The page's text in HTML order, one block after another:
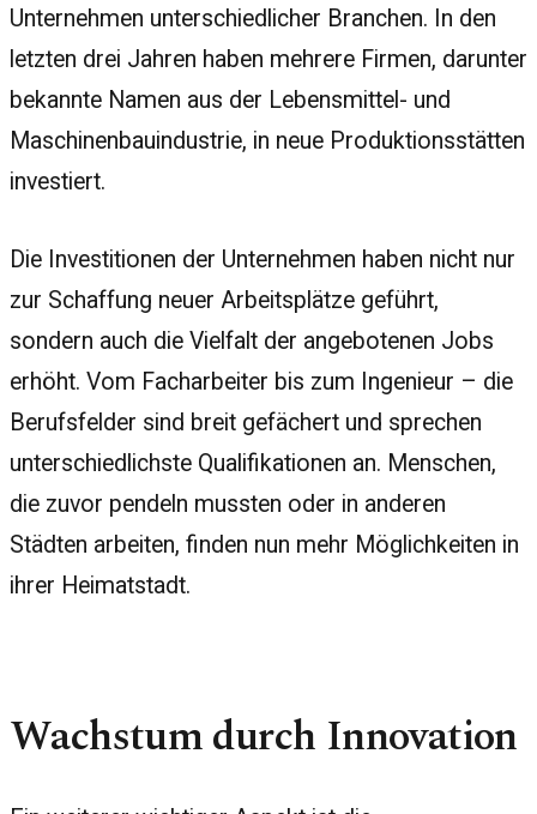
Unternehmen unterschiedlicher Branchen. In den
letzten drei Jahren haben mehrere Firmen, darunter
bekannte Namen aus der Lebensmittel- und
Maschinenbauindustrie, in neue Produktionsstätten
investiert.
Die Investitionen der Unternehmen haben nicht nur
zur Schaffung neuer Arbeitsplätze geführt,
sondern auch die Vielfalt der angebotenen Jobs
erhöht. Vom Facharbeiter bis zum Ingenieur – die
Berufsfelder sind breit gefächert und sprechen
unterschiedlichste Qualifikationen an. Menschen,
die zuvor pendeln mussten oder in anderen
Städten arbeiten, finden nun mehr Möglichkeiten in
ihrer Heimatstadt.
Wachstum durch Innovation